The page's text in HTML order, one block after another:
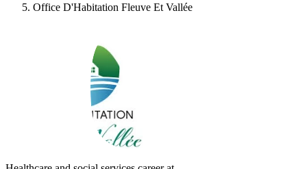
Office D'Habitation Fleuve Et Vallée